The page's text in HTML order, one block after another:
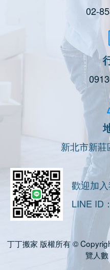
02-
新北市新
歡迎加
LINE ID
丁丁搬家 版權所有 ©
覽人